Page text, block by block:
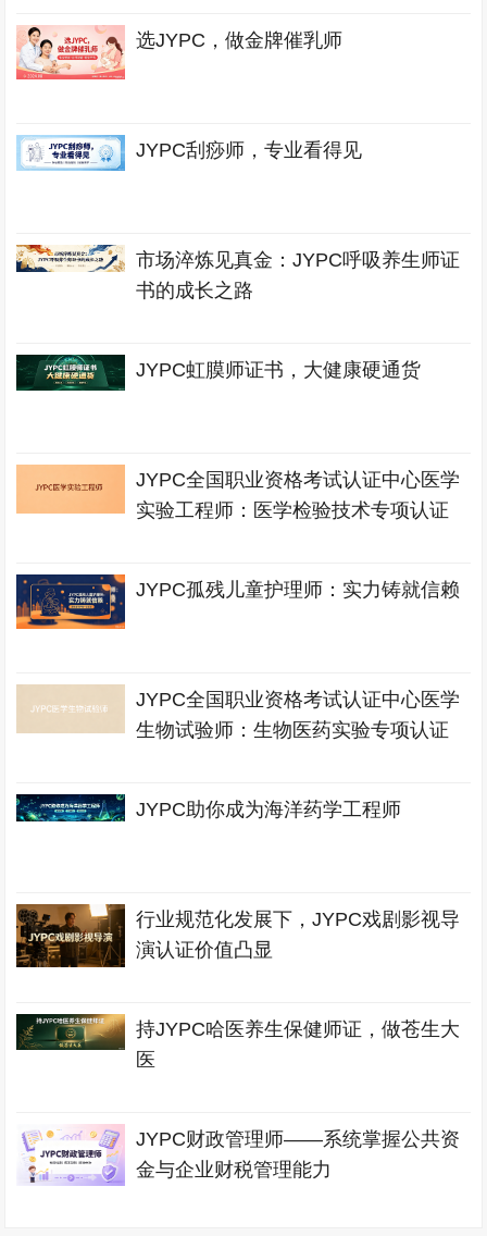
选JYPC，做金牌催乳师
JYPC刮痧师，专业看得见
市场淬炼见真金：JYPC呼吸养生师证
书的成长之路
JYPC虹膜师证书，大健康硬通货
JYPC全国职业资格考试认证中心医学
实验工程师：医学检验技术专项认证
JYPC孤残儿童护理师：实力铸就信赖
JYPC全国职业资格考试认证中心医学
生物试验师：生物医药实验专项认证
JYPC助你成为海洋药学工程师
行业规范化发展下，JYPC戏剧影视导
演认证价值凸显
持JYPC哈医养生保健师证，做苍生大
医
JYPC财政管理师——系统掌握公共资
金与企业财税管理能力